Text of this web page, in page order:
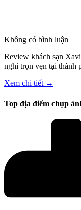
Không có bình luận
Review khách sạn
nghỉ trọn vẹn tại thành
Xem chi tiết →
Top địa điểm chụp